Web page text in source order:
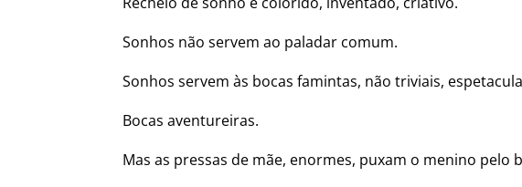
Sonhos não servem ao paladar comum.
Sonhos servem às bocas famintas, não triviais,
Bocas aventureiras.
Mas as pressas de mãe, enormes, puxam o menino pelo